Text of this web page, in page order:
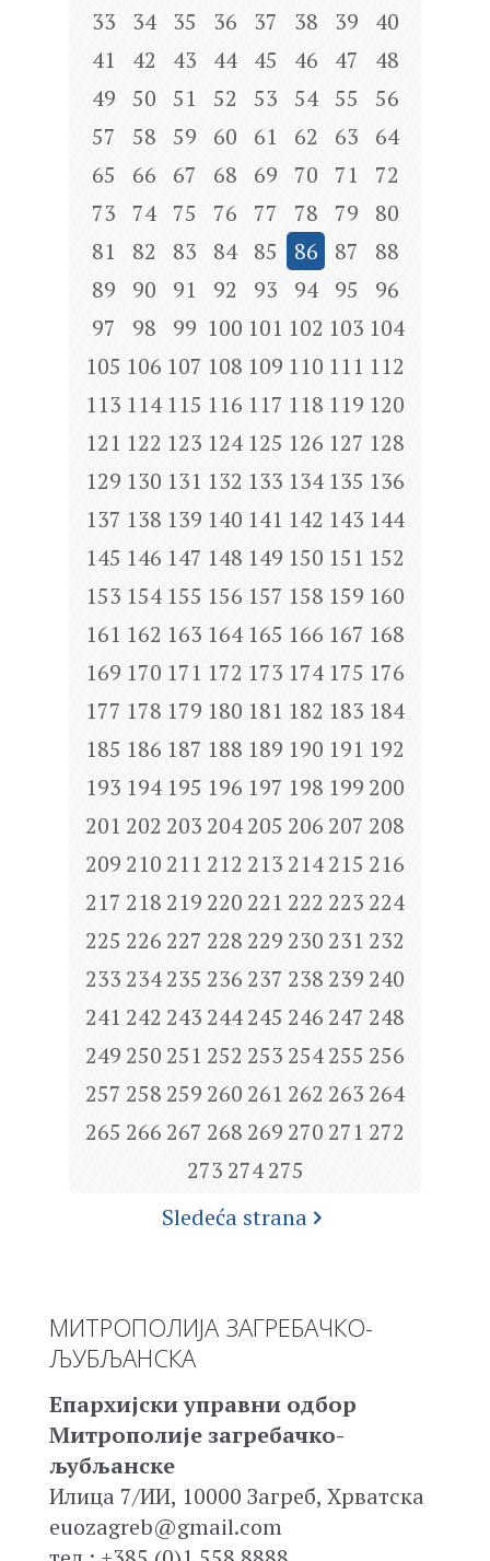
33
34 35 36 37 38 39
40
41
42 43 44 45 46 47
48
49
50 51 52 53 54 55
56
57
58 59 60 61 62 63
64
65
66 67 68 69 70 71
72
73
74 75 76 77 78 79
80
81
82 83 84 85 86 87
88
89
90 91 92 93 94 95
96
97
98 99 100 101 102 103 104
105 106 107 108 109 110 111 112
113 114 115 116 117 118 119 120
121 122 123 124 125 126 127 128
129 130 131 132 133 134 135 136
137 138 139 140 141 142 143 144
145 146 147 148 149 150 151 152
153 154 155 156 157 158 159 160
161 162 163 164 165 166 167 168
169 170 171 172 173 174 175 176
177 178 179 180 181 182 183 184
185 186 187 188 189 190 191 192
193 194 195 196 197 198 199 200
201 202 203 204205 206 207 208
209 210 211 212 213 214215 216
217 218 219 220 221 222 223 224
225 226 227 228 229 230 231 232
233 234235 236 237 238 239 240
241 242 243 244245 246 247 248
249 250 251 252 253 254255 256
257 258 259 260 261 262 263 264
265 266 267 268 269 270 271 272
273 274 275
Sledeća strana
МИТРОПОЛИЈА ЗАГРЕБАЧКО-
ЉУБЉАНСКА
Епархијски управни одбор
Митрополије загребачко-
љубљанске
Илица 7/ИИ, 10000 Загреб, Хрватска
euozagreb@gmail.com